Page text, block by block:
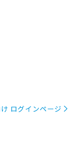
ログインページ